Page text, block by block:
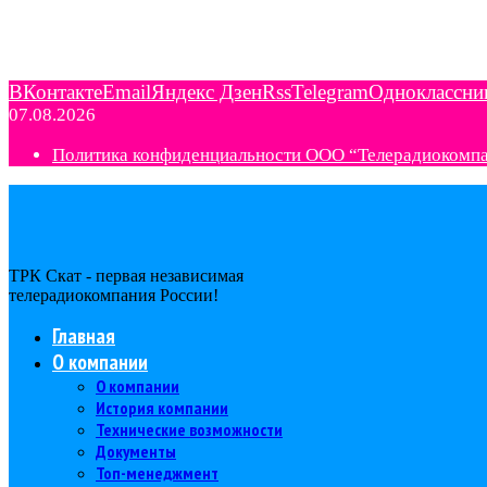
ВКонтактеEmailЯндекс ДзенRssTelegram
07.08.2026
Политика конфиденциальности ООО
ТРК Скат - первая независимая
телерадиокомпания Роcсии!
Главная
О компании
О компании
История компании
Технические возможности
Документы
Топ-менеджмент